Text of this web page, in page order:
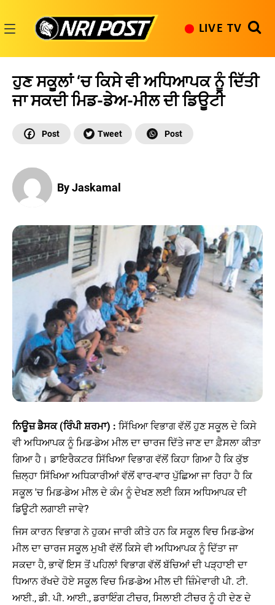
content
LIVE TV
ਹੁਣ ਸਕੂਲਾਂ ‘ਚ ਕਿਸੇ ਵੀ ਅਧਿਆਪਕ ਨੂੰ ਦਿੱਤੀ
ਜਾ ਸਕਦੀ ਮਿਡ-ਡੇਅ-ਮੀਲ ਦੀ ਡਿਊਟੀ
By Jaskamal
ਨਿਊਜ਼ ਡੈਸਕ (ਰਿੰਪੀ ਸ਼ਰਮਾ) : ਸਿੱਖਿਆ ਵਿਭਾਗ ਵੱਲੋਂ ਹੁਣ ਸਕੂਲ ਦੇ ਕਿਸੇ
ਵੀ ਅਧਿਆਪਕ ਨੂੰ ਮਿਡ-ਡੇਅ ਮੀਲ ਦਾ ਚਾਰਜ ਦਿੱਤੇ ਜਾਣ ਦਾ ਫ਼ੈਸਲਾ ਕੀਤਾ
ਗਿਆ ਹੈ। ਡਾਇਰੈਕਟਰ ਸਿੱਖਿਆ ਵਿਭਾਗ ਵੱਲੋਂ ਕਿਹਾ ਗਿਆ ਹੈ ਕਿ ਕੁੱਝ
ਜ਼ਿਲ੍ਹਾ ਸਿੱਖਿਆ ਅਧਿਕਾਰੀਆਂ ਵੱਲੋਂ ਵਾਰ-ਵਾਰ ਪੁੱਛਿਆ ਜਾ ਰਿਹਾ ਹੈ ਕਿ
ਸਕੂਲ 'ਚ ਮਿਡ-ਡੇਅ ਮੀਲ ਦੇ ਕੰਮ ਨੂੰ ਦੇਖਣ ਲਈ ਕਿਸ ਅਧਿਆਪਕ ਦੀ
ਡਿਊਟੀ ਲਗਾਈ ਜਾਵੇ?
ਜਿਸ ਕਾਰਨ ਵਿਭਾਗ ਨੇ ਹੁਕਮ ਜਾਰੀ ਕੀਤੇ ਹਨ ਕਿ ਸਕੂਲ ਵਿਚ ਮਿਡ-ਡੇਅ
ਮੀਲ ਦਾ ਚਾਰਜ ਸਕੂਲ ਮੁਖੀ ਵੱਲੋਂ ਕਿਸੇ ਵੀ ਅਧਿਆਪਕ ਨੂੰ ਦਿੱਤਾ ਜਾ
ਸਕਦਾ ਹੈ, ਭਾਵੇਂ ਇਸ ਤੋਂ ਪਹਿਲਾਂ ਵਿਭਾਗ ਵੱਲੋਂ ਬੱਚਿਆਂ ਦੀ ਪੜ੍ਹਾਈ ਦਾ
ਧਿਆਨ ਰੱਖਦੇ ਹੋਏ ਸਕੂਲ ਵਿਚ ਮਿਡ-ਡੇਅ ਮੀਲ ਦੀ ਜ਼ਿੰਮੇਵਾਰੀ ਪੀ. ਟੀ.
ਆਈ., ਡੀ. ਪੀ. ਆਈ., ਡਰਾਇੰਗ ਟੀਚਰ, ਸਿਲਾਈ ਟੀਚਰ ਨੂੰ ਹੀ ਦੇਣ ਦੇ